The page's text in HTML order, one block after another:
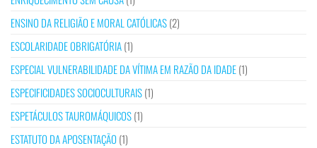
ENSINO DA RELIGIÃO E MORAL CATÓLICAS(2)
ESCOLARIDADE OBRIGATÓRIA(1)
ESPECIAL VULNERABILIDADE DA VÍTIMA EM RAZÃO DA IDADE(1)
ESPECIFICIDADES SOCIOCULTURAIS(1)
ESPETÁCULOS TAUROMÁQUICOS(1)
ESTATUTO DA APOSENTAÇÃO (1)